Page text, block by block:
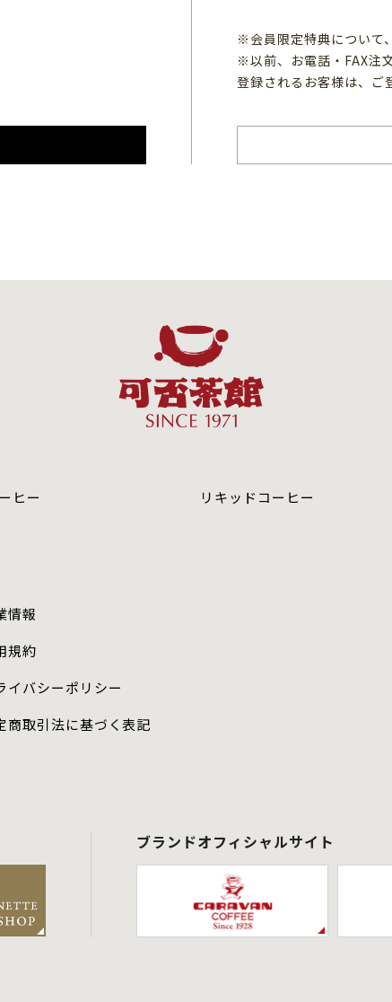
※会員限定特典について
※以前、お電話・FAX注
登録されるお客様は、ご
ヒー リキッドコーヒー
情報
規約
イバシーポリシー
商取引法に基づく表記
ブランドオフィシャルサイト